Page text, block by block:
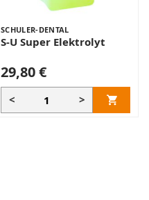
SCHULER-DENTAL
S-U Super Elektrolyt
29,80 €
< >